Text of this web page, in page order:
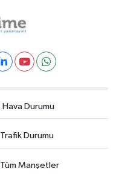
Hava Durumu
Trafik Durumu
Tüm Manşetler